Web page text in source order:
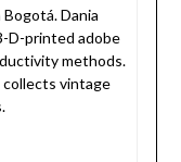
Dania
D-printed adobe
methods.
collects vintage